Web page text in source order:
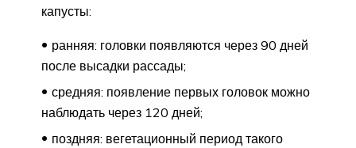
капусты:
ранняя: головки появляются через 90 дней
после высадки рассады;
средняя: появление первых головок можно
наблюдать через 120 дней;
поздняя: вегетационный период такого